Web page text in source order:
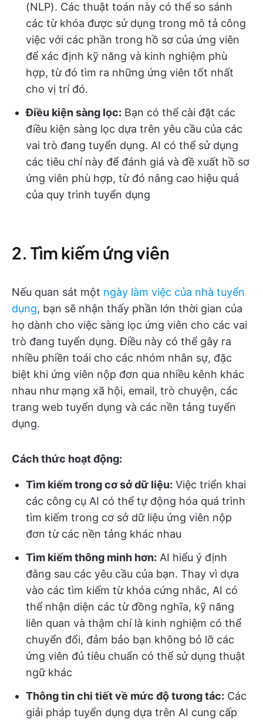
(NLP). Các thuật toán này có thể so sánh
các từ khóa được sử dụng trong mô tả công
việc với các phần trong hồ sơ của ứng viên
để xác định kỹ năng và kinh nghiệm phù
hợp, từ đó tìm ra những ứng viên tốt nhất
cho vị trí đó.
Điều kiện sàng lọc: Bạn có thể cài đặt các
điều kiện sàng lọc dựa trên yêu cầu của các
vai trò đang tuyển dụng. AI có thể sử dụng
các tiêu chí này để đánh giá và đề xuất hồ sơ
ứng viên phù hợp, từ đó nâng cao hiệu quả
của quy trình tuyển dụng
2. Tìm kiếm ứng viên
Nếu quan sát một ngày làm việc của nhà tuyển
dụng, bạn sẽ nhận thấy phần lớn thời gian của
họ dành cho việc sàng lọc ứng viên cho các vai
trò đang tuyển dụng. Điều này có thể gây ra
nhiều phiền toái cho các nhóm nhân sự, đặc
biệt khi ứng viên nộp đơn qua nhiều kênh khác
nhau như mạng xã hội, email, trò chuyện, các
trang web tuyển dụng và các nền tảng tuyển
dụng.
Cách thức hoạt động:
Tìm kiếm trong cơ sở dữ liệu: Việc triển khai
các công cụ AI có thể tự động hóa quá trình
tìm kiếm trong cơ sở dữ liệu ứng viên nộp
đơn từ các nền tảng khác nhau
Tìm kiếm thông minh hơn: AI hiểu ý định
đằng sau các yêu cầu của bạn. Thay vì dựa
vào các tìm kiếm từ khóa cứng nhắc, AI có
thể nhận diện các từ đồng nghĩa, kỹ năng
liên quan và thậm chí là kinh nghiệm có thể
chuyển đổi, đảm bảo bạn không bỏ lỡ các
ứng viên đủ tiêu chuẩn có thể sử dụng thuật
ngữ khác
Thông tin chi tiết về mức độ tương tác: Các
giải pháp tuyển dụng dựa trên AI cung cấp